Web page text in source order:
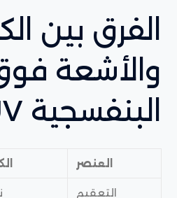
الفرق بين
والأشعة
البنفسجية UV
العنصر
التعقيم